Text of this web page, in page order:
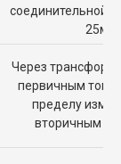
соединительной
25м
Через
первичным
пределу
вторичным